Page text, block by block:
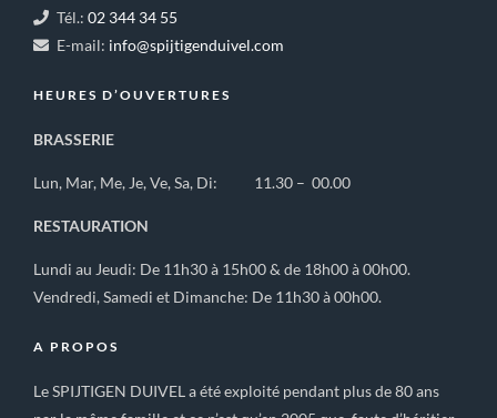
Tél.: 02 344 34 55
E-mail: info@spijtigenduivel.com
HEURES D’OUVERTURES
BRASSERIE
Lun, Mar, Me, Je, Ve, Sa, Di: 11.30 – 00.00
RESTAURATION
Lundi au Jeudi: De 11h30 à 15h00 & de 18h00 à 00h00.
Vendredi, Samedi et Dimanche: De 11h30 à 00h00.
A PROPOS
Le SPIJTIGEN DUIVEL a été exploité pendant plus de 80 ans